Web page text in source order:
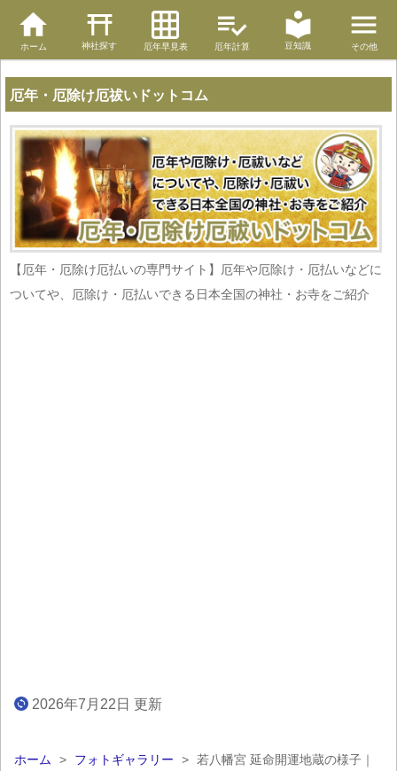
ホーム 神社探す 厄年早見表 厄年計算 豆知識 その他
厄年・厄除け厄祓いドットコム
【厄年・厄除け厄払いの専門サイト】厄年や厄除け・厄払いなどに
ついてや、厄除け・厄払いできる日本全国の神社・お寺をご紹介
2026年7月22日 更新
ホーム > フォトギャラリー > 若八幡宮 延命開運地蔵の様子｜